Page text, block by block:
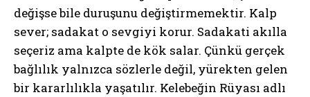
değişse bile duruşunu değiştirmemektir. Kalp
sever; sadakat o sevgiyi korur. Sadakati akılla
seçeriz ama kalpte de kök salar. Çünkü gerçek
bağlılık yalnızca sözlerle değil, yürekten gelen
bir kararlılıkla yaşatılır. Kelebeğin Rüyası adlı